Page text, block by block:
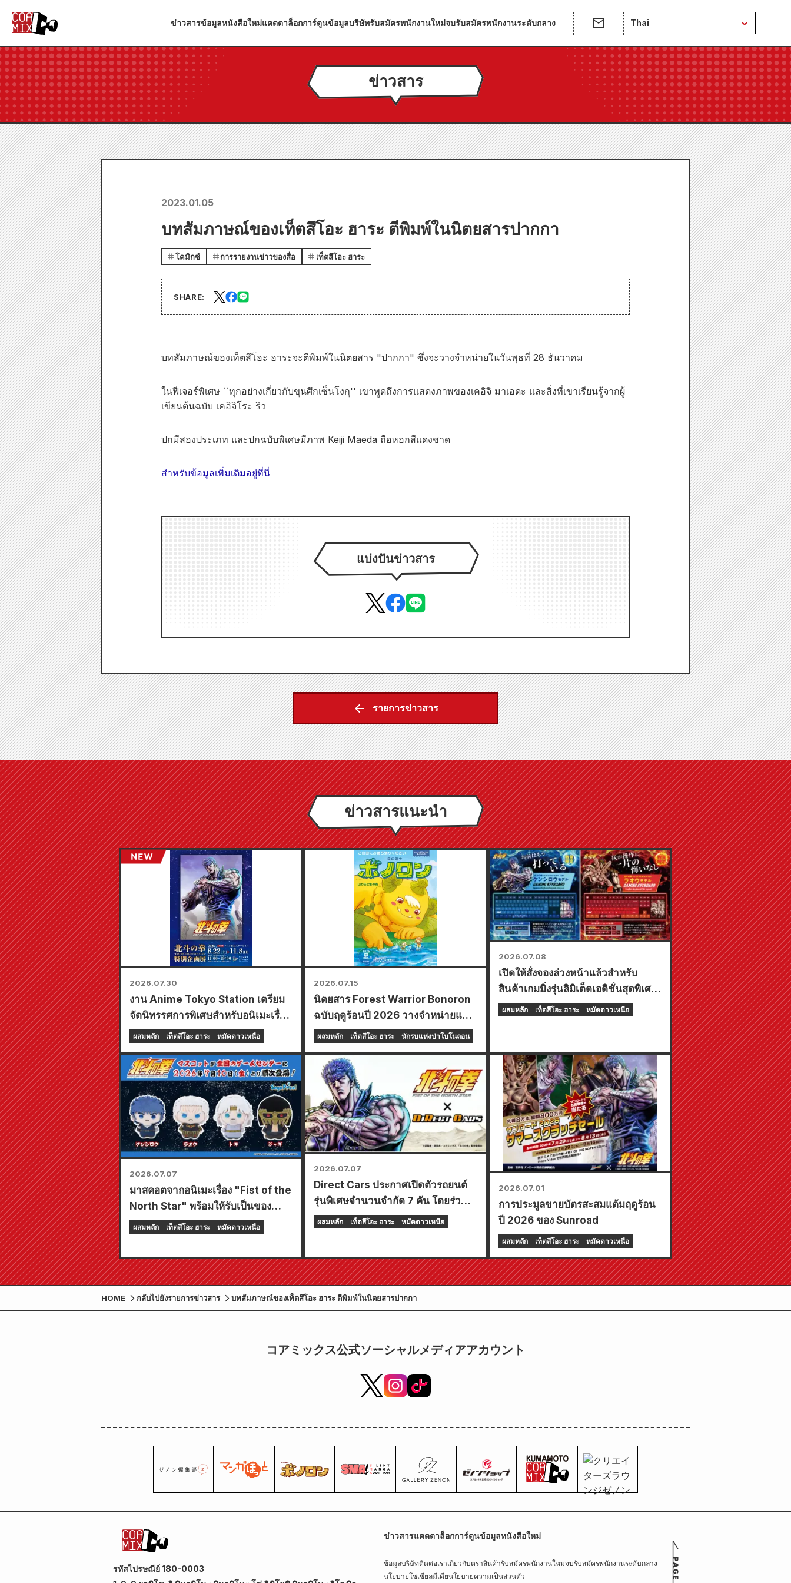
ข่าวสารข้อมูลหนังสือใหม่แคตตาล็อกการ์ตูนข้อมูลบริษัทรับสมัครพนักงานใหม่จบรับสมัครพนักงานระดับกลาง Thai
ข่าวสาร
2023.01.05
บทสัมภาษณ์ของเท็ตสึโอะ ฮาระ ตีพิมพ์ในนิตยสารปากกา
โคมิกซ์ การรายงานข่าวของสื่อ เท็ตสึโอะ ฮาระ
SHARE:
บทสัมภาษณ์ของเท็ตสึโอะ ฮาระจะตีพิมพ์ในนิตยสาร "ปากกา" ซึ่งจะวางจำหน่ายในวันพุธที่ 28 ธันวาคม
ในฟีเจอร์พิเศษ ``ทุกอย่างเกี่ยวกับขุนศึกเซ็นโงกุ'' เขาพูดถึงการแสดงภาพของเคอิจิ มาเอดะ และสิ่งที่เขาเรียนรู้จากผู้
เขียนต้นฉบับ เคอิจิโระ ริว
ปกมีสองประเภท และปกฉบับพิเศษมีภาพ Keiji Maeda ถือหอกสีแดงชาด
สำหรับข้อมูลเพิ่มเติมอยู่ที่นี่
แบ่งปันข่าวสาร
รายการข่าวสาร
ข่าวสารแนะนำ
2026.07.30
งาน Anime Tokyo Station เตรียม
จัดนิทรรศการพิเศษสำหรับอนิเมะเรื่อง
"Fist of the North Star"!!
ผสมหลัก เท็ตสึโอะ ฮาระ หมัดดาวเหนือ
2026.07.15
นิตยสาร Forest Warrior Bonoron
ฉบับฤดูร้อนปี 2026 วางจำหน่ายแล้ว
ที่ร้านเซเว่นอีเลฟเว่นทั่วประเทศ!
ผสมหลัก เท็ตสึโอะ ฮาระ นักรบแห่งป่าโบโนลอน
2026.07.08
เปิดให้สั่งจองล่วงหน้าแล้วสำหรับ
สินค้าเกมมิ่งรุ่นลิมิเต็ดเอดิชั่นสุดพิเศษ:
"ชุดคีย์บอร์ดและแผ่นรองโต๊ะ"!
ผสมหลัก เท็ตสึโอะ ฮาระ หมัดดาวเหนือ
2026.07.07
มาสคอตจากอนิเมะเรื่อง "Fist of the
North Star" พร้อมให้รับเป็นของ
รางวัลจาก Sega แล้ว!
ผสมหลัก เท็ตสึโอะ ฮาระ หมัดดาวเหนือ
2026.07.07
Direct Cars ประกาศเปิดตัวรถยนต์
รุ่นพิเศษจำนวนจำกัด 7 คัน โดยร่วม
มือกับอนิเมะเรื่อง "Fist of the North
Star" ในงาน Tokyo Camping Car
ผสมหลัก เท็ตสึโอะ ฮาระ หมัดดาวเหนือ
2026.07.01
การประมูลขายบัตรสะสมแต้มฤดูร้อน
ปี 2026 ของ Sunroad
ผสมหลัก เท็ตสึโอะ ฮาระ หมัดดาวเหนือ
HOME กลับไปยังรายการข่าวสาร บทสัมภาษณ์ของเท็ตสึโอะ ฮาระ ตีพิมพ์ในนิตยสารปากกา
コアミックス公式ソーシャルメディアアカウント
รหัสไปรษณีย์ 180-0003
ข่าวสารแคตตาล็อกการ์ตูนข้อมูลหนังสือใหม่
ข้อมูลบริษัทติดต่อเราเกี่ยวกับตราสินค้ารับสมัครพนักงานใหม่จบรับสมัครพนักงานระดับกลาง
นโยบายโซเชียลมีเดียนโยบายความเป็นส่วนตัว